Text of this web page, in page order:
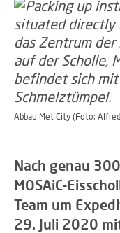
Abbau Met City (Foto:
Nach genau
MOSAiC-
Team um
29. Juli 2020